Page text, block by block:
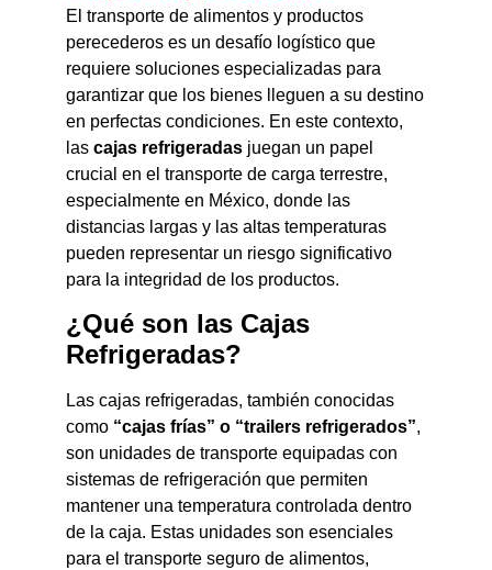
El transporte de alimentos y productos
perecederos es un desafío logístico que
requiere soluciones especializadas para
garantizar que los bienes lleguen a su destino
en perfectas condiciones. En este contexto,
las cajas refrigeradas juegan un papel
crucial en el transporte de carga terrestre,
especialmente en México, donde las
distancias largas y las altas temperaturas
pueden representar un riesgo significativo
para la integridad de los productos.
¿Qué son las Cajas
Refrigeradas?
Las cajas refrigeradas, también conocidas
como “cajas frías” o “trailers refrigerados”,
son unidades de transporte equipadas con
sistemas de refrigeración que permiten
mantener una temperatura controlada dentro
de la caja. Estas unidades son esenciales
para el transporte seguro de alimentos,